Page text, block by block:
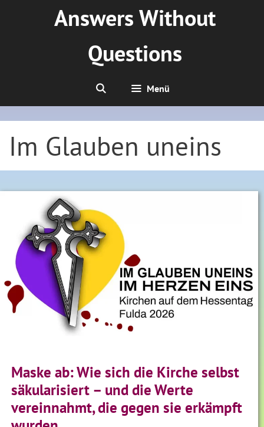
Answers Without
Questions
Menü
Im Glauben uneins
Maske ab: Wie sich die Kirche selbst
säkularisiert – und die Werte
vereinnahmt, die gegen sie erkämpft